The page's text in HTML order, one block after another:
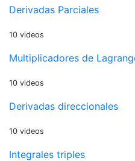
Derivadas Parciales
10 videos
Multiplicadores de
10 videos
Derivadas direccionales
10 videos
Integrales triples